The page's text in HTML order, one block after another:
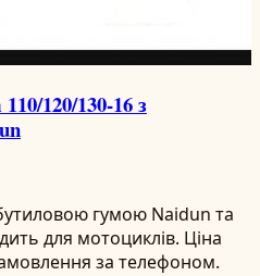
120/130-16 з
гумою Naidun та
для мотоциклів. Ціна
за телефоном.